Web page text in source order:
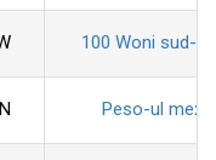
100 Woni sud-
Peso-ul